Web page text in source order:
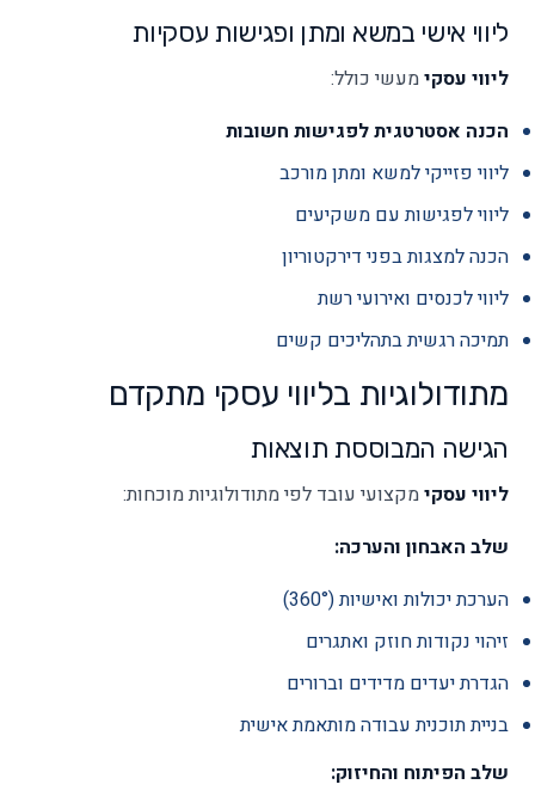
ליווי אישי במשא ומתן ופגישות עסקיות
ליווי עסקימעשי כולל:
הכנה אסטרטגית לפגישות חשובות
ליווי פזייקי למשא ומתן מורכב
ליווי לפגישות עם משקיעים
הכנה למצגות בפני דירקטוריון
ליווי לכנסים ואירועי רשת
תמיכה רגשית בתהליכים קשים
מתודולוגיות בליווי עסקי מתקדם
הגישה המבוססת תוצאות
ליווי עסקימקצועי עובד לפי מתודולוגיות מוכחות:
שלב האבחון והערכה:
הערכת יכולות ואישיות (360°)
זיהוי נקודות חוזק ואתגרים
הגדרת יעדים מדידים וברורים
בניית תוכנית עבודה מותאמת אישית
שלב הפיתוח והחיזוק: